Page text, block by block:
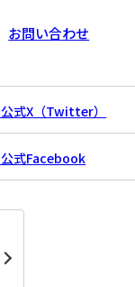
お問い合わせ
式X（Twitter）
式Facebook